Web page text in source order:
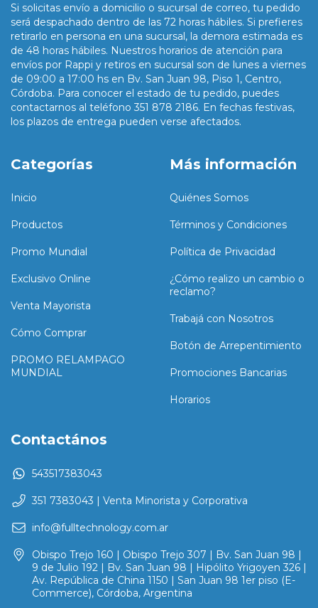
Si solicitas envío a domicilio o sucursal de correo, tu pedido
será despachado dentro de las 72 horas hábiles. Si prefieres
retirarlo en persona en una sucursal, la demora estimada es
de 48 horas hábiles. Nuestros horarios de atención para
envíos por Rappi y retiros en sucursal son de lunes a viernes
de 09:00 a 17:00 hs en Bv. San Juan 98, Piso 1, Centro,
Córdoba. Para conocer el estado de tu pedido, puedes
contactarnos al teléfono 351 878 2186. En fechas festivas,
los plazos de entrega pueden verse afectados.
Categorías
Inicio
Productos
Promo Mundial
Exclusivo Online
Venta Mayorista
Cómo Comprar
PROMO RELAMPAGO
MUNDIAL
Más información
Quiénes Somos
Términos y Condiciones
Política de Privacidad
¿Cómo realizo un cambio o
reclamo?
Trabajá con Nosotros
Botón de Arrepentimiento
Promociones Bancarias
Horarios
Contactános
543517383043
351 7383043 | Venta Minorista y Corporativa
info@fulltechnology.com.ar
Obispo Trejo 160 | Obispo Trejo 307 | Bv. San Juan 98 |
9 de Julio 192 | Bv. San Juan 98 | Hipólito Yrigoyen 326 |
Av. República de China 1150 | San Juan 98 1er piso (E-
Commerce), Córdoba, Argentina